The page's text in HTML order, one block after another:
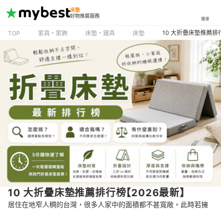
床墊
好物推薦服務
搜尋
TOP 家具・家飾 床墊・寢具 床墊 10 大折疊床墊推薦排
10 大折疊床墊推薦排行榜【2026最新】
居住在地窄人稠的台灣，很多人家中的面積都不甚寬敞。此時若擁